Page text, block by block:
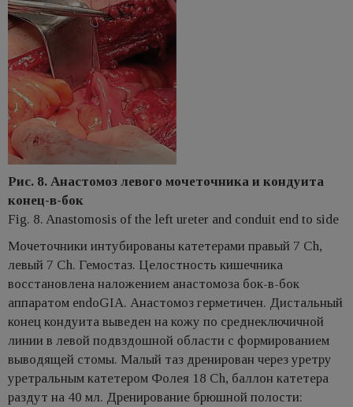
Рис. 8. Анастомоз левого мочеточника и кондуита
конец-в-бок
Fig. 8. Anastomosis of the left ureter and conduit end to side
Мочеточники интубированы катетерами правый 7 Сh,
левый 7 Сh. Гемостаз. Целостность кишечника
восстановлена наложением анастомоза бок-в-бок
аппаратом endoGIA. Анастомоз герметичен. Дистальный
конец кондуита выведен на кожу по среднеключичной
линии в левой подвздошной области c формированием
выводящей стомы. Малый таз дренирован через уретру
уретральным катетером Фолея 18 Ch, баллон катетера
раздут на 40 мл. Дренирование брюшной полости: